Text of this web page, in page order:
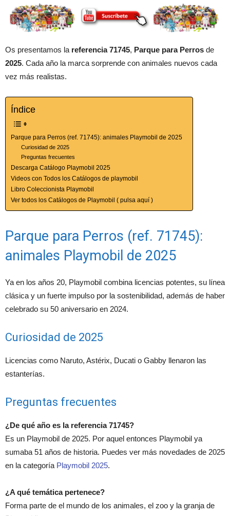
Os presentamos la referencia 71745, Parque para Perros de
2025. Cada año la marca sorprende con animales nuevos cada
vez más realistas.
Índice
Parque para Perros (ref. 71745): animales Playmobil de 2025
Curiosidad de 2025
Preguntas frecuentes
Descarga Catálogo Playmobil 2025
Videos con Todos los Catálogos de playmobil
Libro Coleccionista Playmobil
Ver todos los Catálogos de Playmobil ( pulsa aquí )
Parque para Perros (ref. 71745):
animales Playmobil de 2025
Ya en los años 20, Playmobil combina licencias potentes, su línea
clásica y un fuerte impulso por la sostenibilidad, además de haber
celebrado su 50 aniversario en 2024.
Curiosidad de 2025
Licencias como Naruto, Astérix, Ducati o Gabby llenaron las
estanterías.
Preguntas frecuentes
¿De qué año es la referencia 71745?
Es un Playmobil de 2025. Por aquel entonces Playmobil ya
sumaba 51 años de historia. Puedes ver más novedades de 2025
en la categoría Playmobil 2025.
¿A qué temática pertenece?
Forma parte de el mundo de los animales, el zoo y la granja de